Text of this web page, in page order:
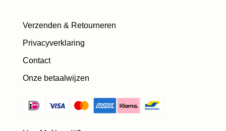
Verzenden & Retourneren
Privacyverklaring
Contact
Onze betaalwijzen